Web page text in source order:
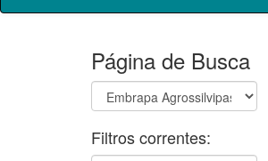
Página de Busca
Filtros correntes: